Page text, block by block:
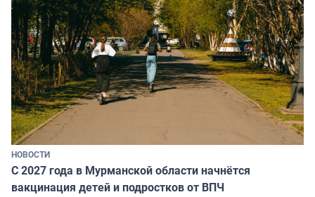
НОВОСТИ
С 2027 года в Мурманской области начнётся
вакцинация детей и подростков от ВПЧ